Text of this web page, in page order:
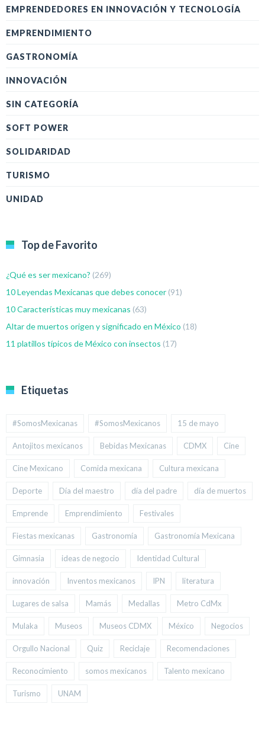
EMPRENDEDORES EN INNOVACIÓN Y TECNOLOGÍA
EMPRENDIMIENTO
GASTRONOMÍA
INNOVACIÓN
SIN CATEGORÍA
SOFT POWER
SOLIDARIDAD
TURISMO
UNIDAD
Top de Favorito
¿Qué es ser mexicano? (269)
10 Leyendas Mexicanas que debes conocer (91)
10 Características muy mexicanas (63)
Altar de muertos origen y significado en México (18)
11 platillos típicos de México con insectos (17)
Etiquetas
#SomosMexicanas #SomosMexicanos 15 de mayo
Antojitos mexicanos Bebidas Mexicanas CDMX Cine
Cine Mexicano Comida mexicana Cultura mexicana
Deporte Día del maestro día del padre día de muertos
Emprende Emprendimiento Festivales
Fiestas mexicanas Gastronomía Gastronomía Mexicana
Gimnasia ideas de negocio Identidad Cultural
innovación Inventos mexicanos IPN literatura
Lugares de salsa Mamás Medallas Metro CdMx
Mulaka Museos Museos CDMX México Negocios
Orgullo Nacional Quiz Reciclaje Recomendaciones
Reconocimiento somos mexicanos Talento mexicano
Turismo UNAM